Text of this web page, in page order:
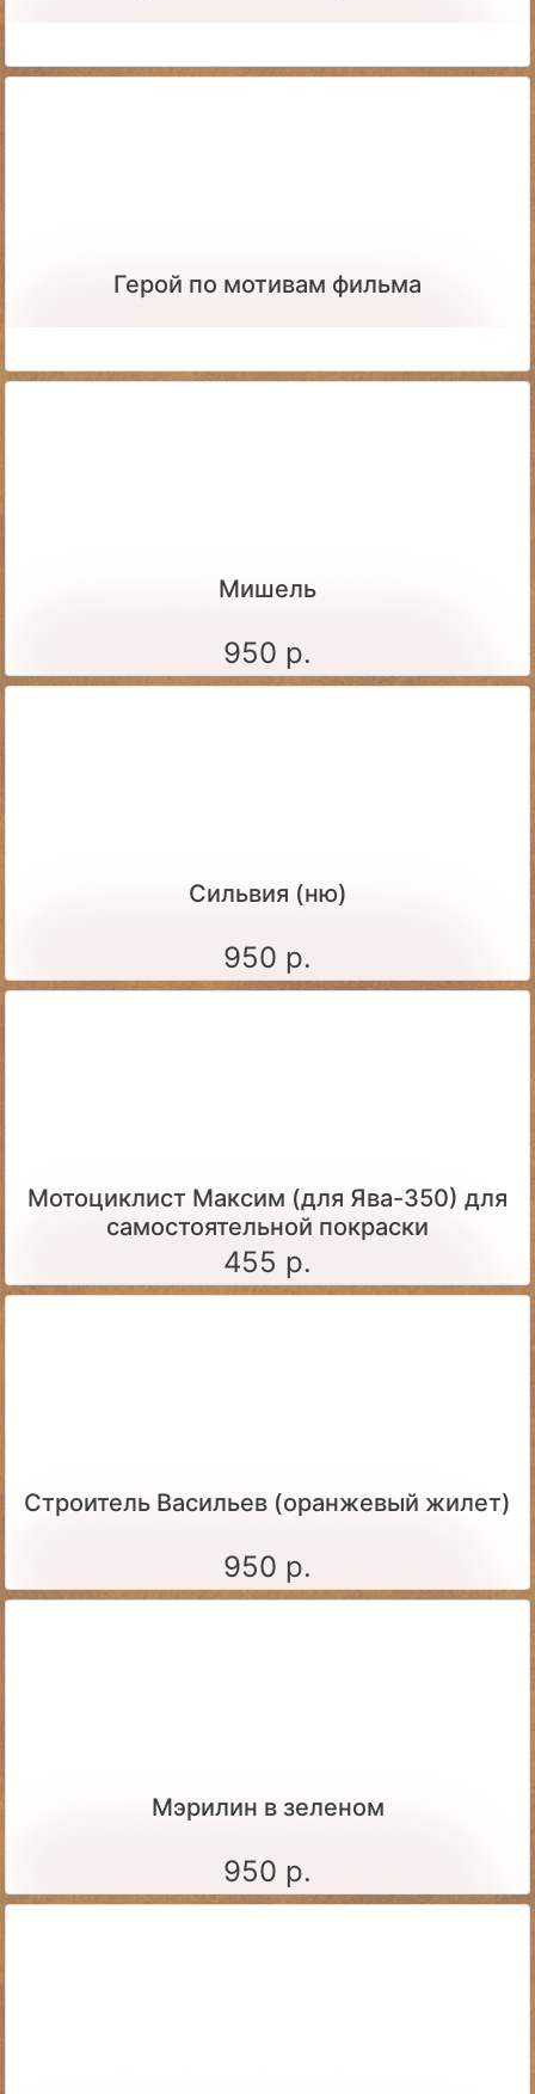
Герой по мотивам фильма
Мишель
950 р.
Сильвия (ню)
950 р.
Мотоциклист Максим (для Ява-350) для
самостоятельной покраски
455 р.
Строитель Васильев (оранжевый жилет)
950 р.
Мэрилин в зеленом
950 р.